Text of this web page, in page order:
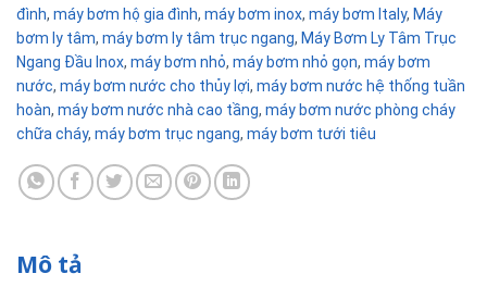
đình, máy bơm hộ gia đình, máy bơm inox, máy bơm Italy, Máy
bơm ly tâm, máy bơm ly tâm trục ngang, Máy Bơm Ly Tâm Trục
Ngang Đầu Inox, máy bơm nhỏ, máy bơm nhỏ gọn, máy bơm
nước, máy bơm nước cho thủy lợi, máy bơm nước hệ thống tuần
hoàn, máy bơm nước nhà cao tầng, máy bơm nước phòng cháy
chữa cháy, máy bơm trục ngang, máy bơm tưới tiêu
Mô tả